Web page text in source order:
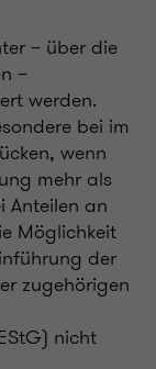
– über die
–
werden.
bei im
wenn
mehr als
Anteilen an
Möglichkeit
der
zugehörigen
nicht